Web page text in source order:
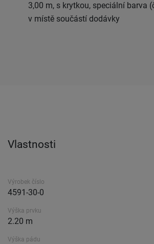
3,00 m, s krytkou, speciální barva
v místě součástí dodávky
Vlastnosti
Výrobek číslo
4591-30-0
Výška prvku
2.20 m
Výška pádu